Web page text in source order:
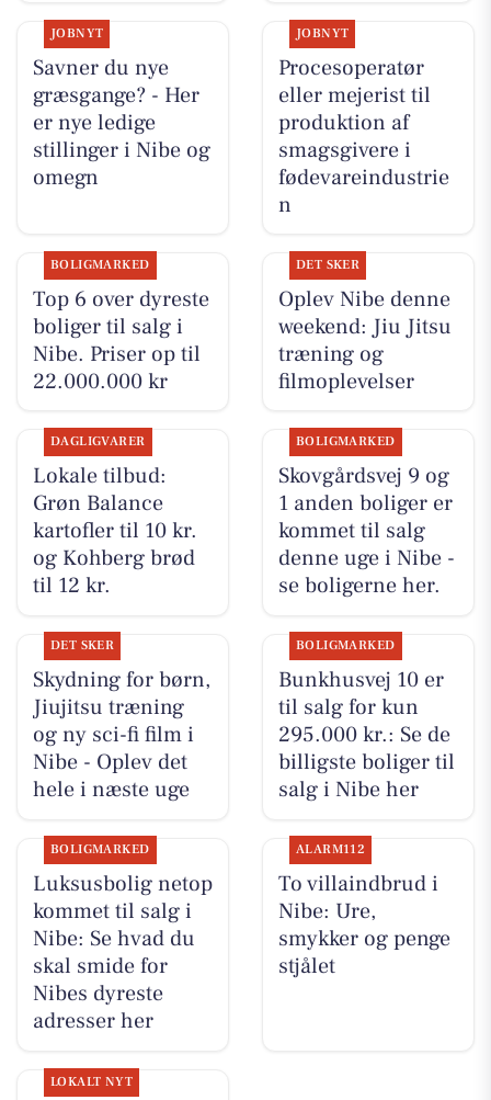
JOBNYT
Savner du nye
græsgange? - Her
er nye ledige
stillinger i Nibe og
omegn
JOBNYT
Procesoperatør
eller mejerist til
produktion af
smagsgivere i
fødevareindustrie
n
BOLIGMARKED
Top 6 over dyreste
boliger til salg i
Nibe. Priser op til
22.000.000 kr
DET SKER
Oplev Nibe denne
weekend: Jiu Jitsu
træning og
filmoplevelser
DAGLIGVARER
Lokale tilbud:
Grøn Balance
kartofler til 10 kr.
og Kohberg brød
til 12 kr.
BOLIGMARKED
Skovgårdsvej 9 og
1 anden boliger er
kommet til salg
denne uge i Nibe -
se boligerne her.
DET SKER
Skydning for børn,
Jiujitsu træning
og ny sci-fi film i
Nibe - Oplev det
hele i næste uge
BOLIGMARKED
Bunkhusvej 10 er
til salg for kun
295.000 kr.: Se de
billigste boliger til
salg i Nibe her
BOLIGMARKED
Luksusbolig netop
kommet til salg i
Nibe: Se hvad du
skal smide for
Nibes dyreste
adresser her
ALARM112
To villaindbrud i
Nibe: Ure,
smykker og penge
stjålet
LOKALT NYT